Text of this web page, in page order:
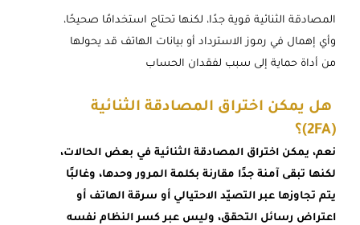
المصادقة الثنائية قوية جدًا، لكنها تحتاج استخدامًا صحيحًا،
وأي إهمال في رموز الاسترداد أو بيانات الهاتف قد يحولها
من أداة حماية إلى سبب لفقدان الحساب
هل يمكن اختراق المصادقة الثنائية
(2FA)؟
نعم، يمكن اختراق المصادقة الثنائية في بعض الحالات،
لكنها تبقى آمنة جدًا مقارنة بكلمة المرور وحدها، وغالبًا
يتم تجاوزها عبر التصيّد الاحتيالي أو سرقة الهاتف أو
اعتراض رسائل التحقق، وليس عبر كسر النظام نفسه